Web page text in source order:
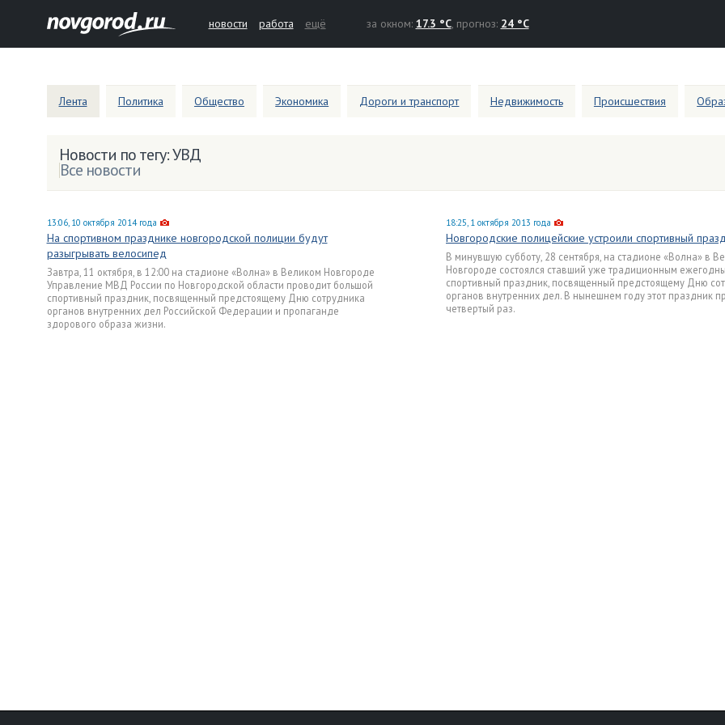
новости работа ещё за окном: 17.3 °C, прогноз: 24 °C
Лента Политика Общество Экономика Дороги и транспорт Недвижимость Происшествия
Новости по тегу: УВД
Все новости
13:06, 10 октября 2014 года
На спортивном празднике новгородской полиции будут
разыгрывать велосипед
Завтра, 11 октября, в 12:00 на стадионе «Волна» в Великом Новгороде
Управление МВД России по Новгородской области проводит большой
спортивный праздник, посвященный предстоящему Дню сотрудника
органов внутренних дел Российской Федерации и пропаганде
здорового образа жизни.
18:25, 1 октября 2013 года
Новгородские полицейские устроили спортивный
В минувшую субботу, 28 сентября, на стадионе «Волна» в
Новгороде состоялся ставший уже традиционным
спортивный праздник, посвященный предстоящему Дню
органов внутренних дел. В нынешнем году этот праздник
четвертый раз.